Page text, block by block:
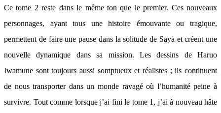
Ce tome 2 reste dans le même ton que le premier. Ces nouveaux
personnages, ayant tous une histoire émouvante ou tragique,
permettent de faire une pause dans la solitude de Saya et créent une
nouvelle dynamique dans sa mission. Les dessins de Haruo
Iwamune sont toujours aussi somptueux et réalistes ; ils continuent
de nous transporter dans un monde ravagé où l’humanité peine à
survivre. Tout comme lorsque j’ai fini le tome 1, j’ai à nouveau hâte